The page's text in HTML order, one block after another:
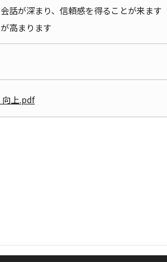
話が深まり、信頼感を得ることが来ます
高まります
向上.pdf